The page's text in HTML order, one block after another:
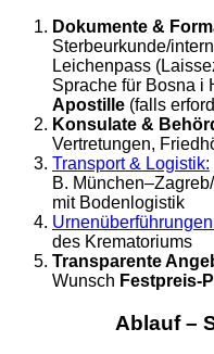
Dokumente &
Sterbeurkunde/
Leichenpass
Sprache für Bosna i
Apostille (falls
Konsulate &
Vertretungen,
Transport & Logistik:
B.
mit Bodenlogistik
des Krematoriums
Transparente
Wunsch Festpreis-
Ablauf –